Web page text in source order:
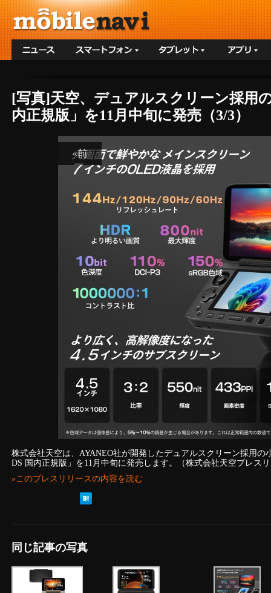
[写真]天空、デュアルスクリーン採用
内正規版」を11月中旬に発売（3/3）
«前
株式会社天空は、AYANEO社が開発したデュアルスクリーン採用の
DS 国内正規版」を11月中旬に発売します。（株式会社天空プレス
»このプレスリリースの内容を読む
同じ記事の写真